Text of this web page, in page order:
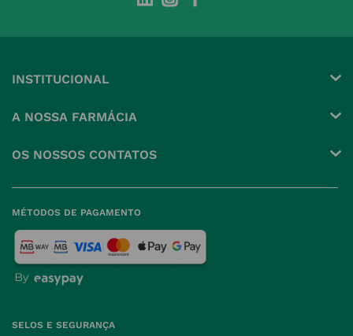
INSTITUCIONAL
A NOSSA FARMÁCIA
Política de Privacidade
Política de Cookies
Política de Devoluções
OS NOSSOS CONTATOS
Farmácias perto de si
MÉTODOS DE PAGAMENTO
SELOS E SEGURANÇA